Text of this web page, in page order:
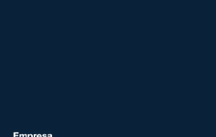
se explica en la